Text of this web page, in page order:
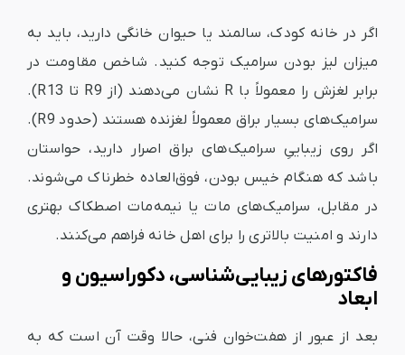
اگر در خانه کودک، سالمند یا حیوان خانگی دارید، باید به
میزان لیز بودن سرامیک توجه کنید. شاخص مقاومت در
برابر لغزش را معمولاً با R نشان می‌دهند (از R9 تا R13).
سرامیک‌های بسیار براق معمولاً لغزنده هستند (حدود R9).
اگر روی زیباییِ سرامیک‌های براق اصرار دارید، حواستان
باشد که هنگام خیس بودن، فوق‌العاده خطرناک می‌شوند.
در مقابل، سرامیک‌های مات یا نیمه‌مات اصطکاک بهتری
دارند و امنیت بالاتری را برای اهل خانه فراهم می‌کنند.
فاکتورهای زیبایی‌شناسی، دکوراسیون و
ابعاد
بعد از عبور از هفت‌خوان فنی، حالا وقت آن است که به